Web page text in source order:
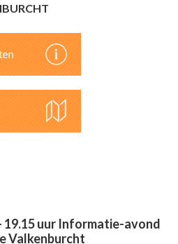
19.15 uur Informatie-avond
Valkenburcht